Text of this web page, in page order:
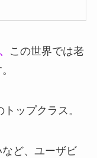
この世界では老
ップクラス。
ど、ユーザビ